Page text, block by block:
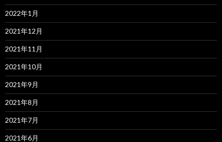
2022年1月
2021年12月
2021年11月
2021年10月
2021年9月
2021年8月
2021年7月
2021年6月